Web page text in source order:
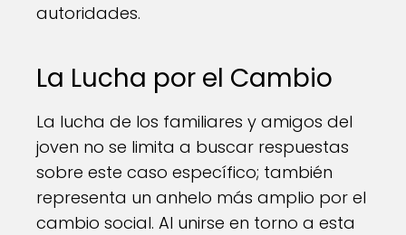
autoridades.
La Lucha por el Cambio
La lucha de los familiares y amigos del
joven no se limita a buscar respuestas
sobre este caso específico; también
representa un anhelo más amplio por el
cambio social. Al unirse en torno a esta